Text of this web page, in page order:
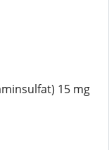
15 mg